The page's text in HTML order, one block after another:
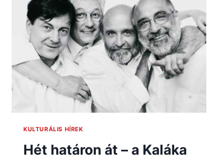
KULTURÁLIS HÍREK
Hét határon át – a Kaláka